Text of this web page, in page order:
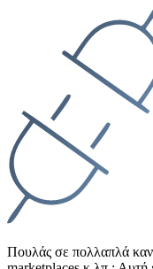
Πουλάς σε πολλαπλά